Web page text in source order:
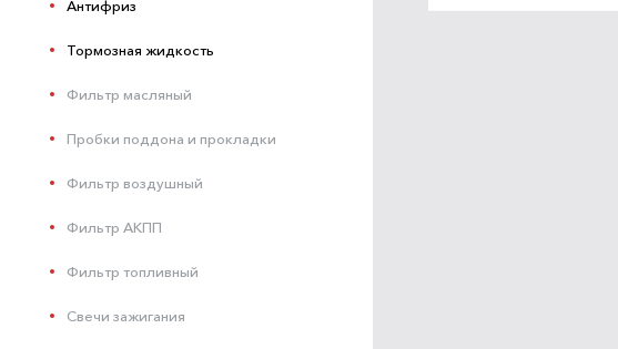
Антифриз
Тормозная жидкость
Фильтр масляный
Пробки поддона и прокладки
Фильтр воздушный
Фильтр АКПП
Фильтр топливный
Свечи зажигания